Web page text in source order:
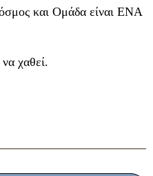
και Ομάδα είναι ΕΝΑ
χαθεί.